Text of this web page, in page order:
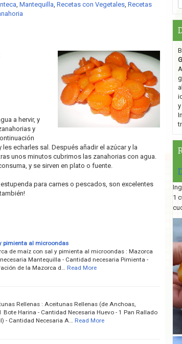
, Mantequilla, Recetas con Vegetales, Recetas
a hervir, y
y
echarles sal. Después añadir el azúcar y la
unos minutos cubrimos las zanahorias con agua.
y se sirven en plato o fuente.
para carnes o pescados, son excelentes
pimienta al microondas
de maíz con sal y pimienta al microondas : Mazorca
Mantequilla - Cantidad necesaria Pimienta -
de la Mazorca d…
Read More
Rellenas : Aceitunas Rellenas (de Anchoas,
Bote Harina - Cantidad Necesaria Huevo - 1 Pan Rallado
- Cantidad Necesaria A…
Read More
1